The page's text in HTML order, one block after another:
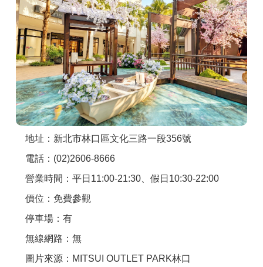
聯絡我們
APP下載
地址：新北市林口區文化三路一段356號
電話：(02)2606-8666
營業時間：平日11:00-21:30、假日10:30-22:00
價位：免費參觀
停車場：有
無線網路：無
圖片來源：MITSUI OUTLET PARK林口